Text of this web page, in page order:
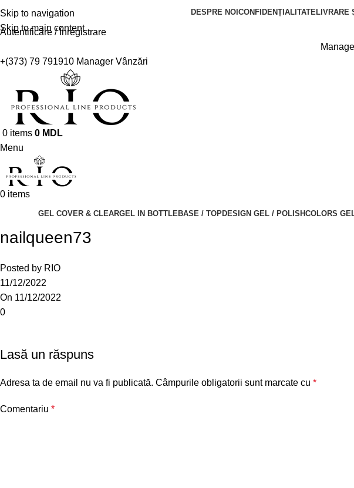
Skip to navigation
Skip to main content
DESPRE NOI CONFIDENȚIALITATELIVRARE
Autentificare / Înregistrare
+(373) 79 791910 Manager Vânzări
0 items 0 MDL
Menu
0 items
GEL COVER & CLEARGEL IN BOTTLEBASE / TOPDESIGN GEL / POLISHCOLORS
nailqueen73
Posted by RIO
11/12/2022
On 11/12/2022
0
Lasă un răspuns
Adresa ta de email nu va fi publicată. Câmpurile obligatorii sunt marcate cu *
Comentariu *